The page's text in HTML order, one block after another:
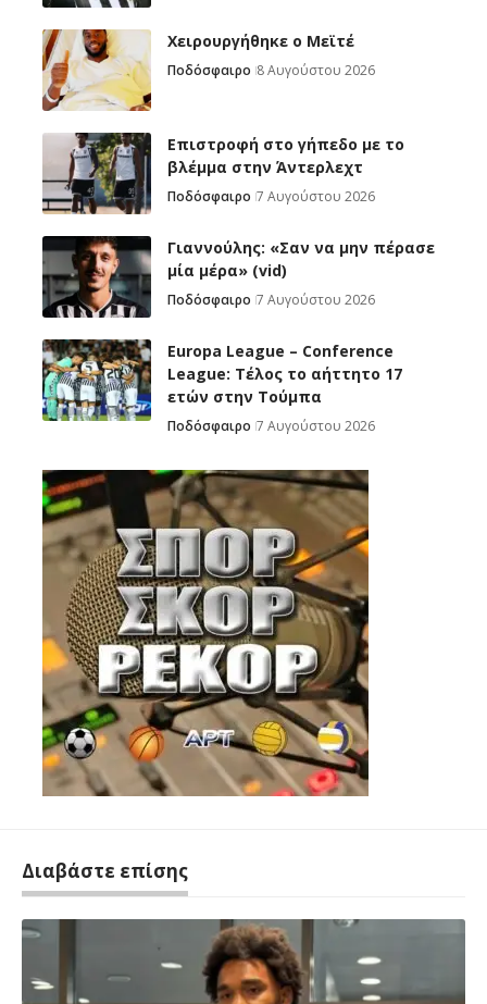
Χειρουργήθηκε ο Μεϊτέ
Ποδόσφαιρο 8 Αυγούστου 2026
Επιστροφή στο γήπεδο με το
βλέμμα στην Άντερλεχτ
Ποδόσφαιρο 7 Αυγούστου 2026
Γιαννούλης: «Σαν να μην πέρασε
μία μέρα» (vid)
Ποδόσφαιρο 7 Αυγούστου 2026
Europa League – Conference
League: Τέλος το αήττητο 17
ετών στην Τούμπα
Ποδόσφαιρο 7 Αυγούστου 2026
Διαβάστε επίσης